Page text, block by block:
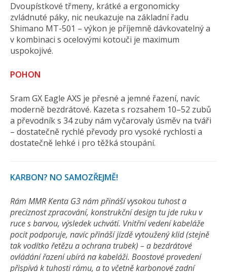
Dvoupístkové třmeny, krátké a ergonomicky
zvládnuté páky, nic neukazuje na základní řadu
Shimano MT-501 – výkon je příjemně dávkovatelný a
v kombinaci s ocelovými kotouči je maximum
uspokojivé.
POHON
Sram GX Eagle AXS je přesné a jemné řazení, navíc
moderně bezdrátové. Kazeta s rozsahem 10–52 zubů
a převodník s 34 zuby nám vyčarovaly úsměv na tváři
– dostatečně rychlé převody pro vysoké rychlosti a
dostatečně lehké i pro těžká stoupání.
KARBON? NO SAMOZŘEJMĚ!
Rám MMR Kenta G3 nám přináší vysokou tuhost a
preciznost zpracování, konstrukční design tu jde ruku v
ruce s barvou, výsledek uchvátí. Vnitřní vedení kabeláže
pocit podporuje, navíc přináší jízdě vytoužený klid (stejně
tak vodítko řetězu a ochrana trubek) – a bezdrátové
ovládání řazení ubírá na kabeláži. Boostové provedení
přispívá k tuhosti rámu, a to včetně karbonové zadní